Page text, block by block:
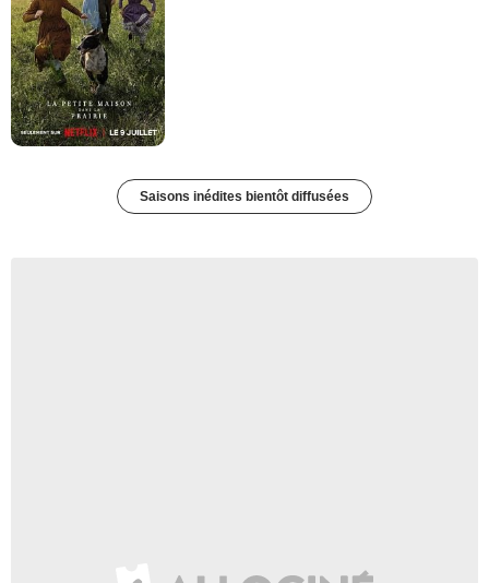
Saisons inédites bientôt diffusées